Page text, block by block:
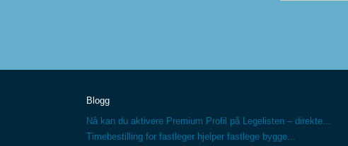
Blogg
Nå kan du aktivere Premium Profil på Legelisten – direkte...
Timebestilling for fastleger hjelper fastlege bygge...